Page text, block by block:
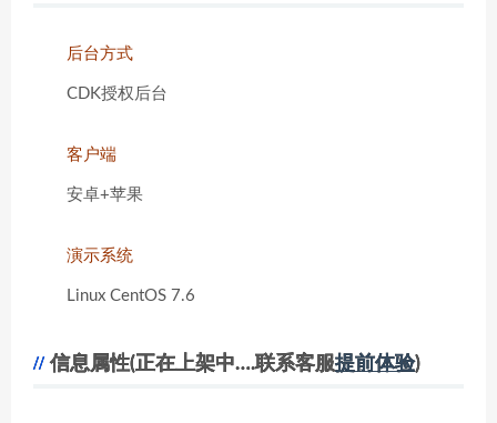
后台方式
CDK授权后台
客户端
安卓+苹果
演示系统
Linux CentOS 7.6
信息属性(正在上架中….联系客服提前体验)